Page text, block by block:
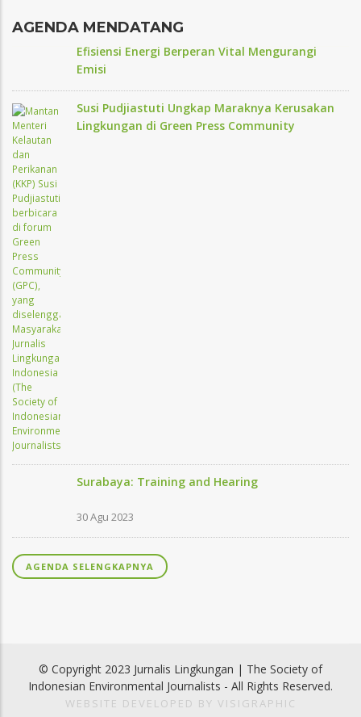
AGENDA MENDATANG
Efisiensi Energi Berperan Vital Mengurangi
Emisi
Susi Pudjiastuti Ungkap Maraknya Kerusakan
Lingkungan di Green Press Community
Surabaya: Training and Hearing
30 Agu 2023
AGENDA SELENGKAPNYA
© Copyright 2023 Jurnalis Lingkungan | The Society of
Indonesian Environmental Journalists - All Rights Reserved.
WEBSITE DEVELOPED BY VISIGRAPHIC